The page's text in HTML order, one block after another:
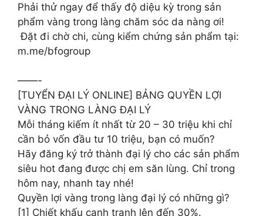
Phải thử ngay để thấy độ diệu kỳ trong sản
phẩm vàng trong làng chăm sóc da nàng ơi!
️ Đặt đi chờ chi, cùng kiểm chứng sản phẩm tại:
m.me/bfogroup
——-
[TUYỂN ĐẠI LÝ ONLINE] BẢNG QUYỀN LỢI
VÀNG TRONG LÀNG ĐẠI LÝ
Mỗi tháng kiếm ít nhất từ 20 – 30 triệu khi chỉ
cần bỏ vốn đầu tư 10 triệu, bạn có muốn?
Hãy đăng ký trở thành đại lý cho các sản phẩm
siêu hot đang được chị em săn lùng. Chỉ trong
hôm nay, nhanh tay nhé!
Quyền lợi vàng trong làng đại lý có những gì?
[1] Chiết khấu cạnh tranh lên đến 30%.